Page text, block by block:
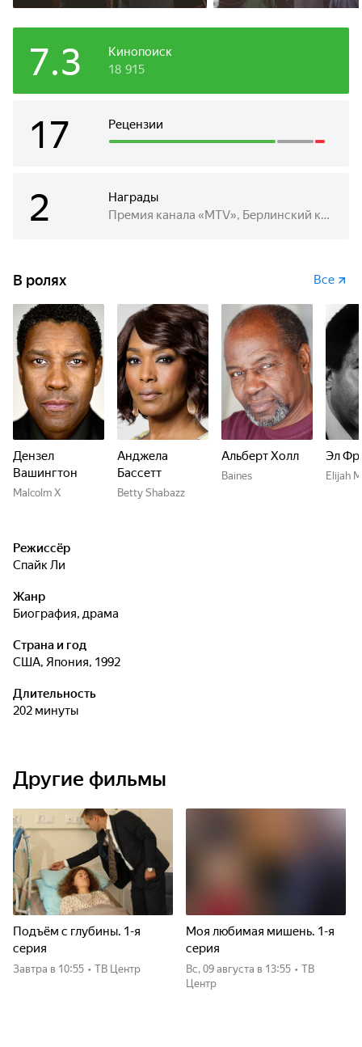
Кинопоиск
7.3 18 915
Рецензии
17
Награды
2 Премия канала «MTV», Берлинский кинофестиваль
В ролях Все
Дензел
Вашингтон
Malcolm X
Анджела
Бассетт
Betty Shabazz
Альберт Холл
Baines
Эл
Elijah
Режиссёр
Спайк Ли
Жанр
биография, драма
Страна и год
США, Япония, 1992
Длительность
202 минуты
Другие фильмы
Подъём с глубины. 1-я
серия
Завтра в 10:55 • ТВ Центр
Моя любимая мишень. 1-я
серия
вс, 09 августа в 13:55 • ТВ
Центр